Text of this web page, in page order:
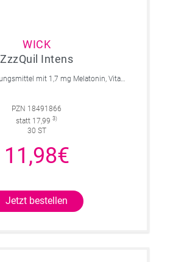
WICK
ZzzQuil Intens
Nahrungsergänzungsmittel mit 1,7 mg Melatonin, Vitamin B6, Kamille, Lavendel und Baldrian. Mit natürlichem Waldfruchtgeschmack.
PZN 18491866
statt 17,99 3)
30 ST
11,98€
Jetzt bestellen